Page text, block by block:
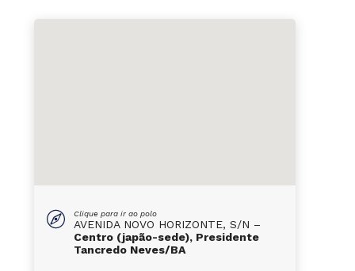
Clique para ir ao polo
AVENIDA NOVO HORIZONTE, S/N –
Centro (japão-sede), Presidente
Tancredo Neves/BA